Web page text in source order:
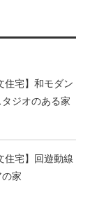
住宅】和モダン
ジオのある家
住宅】回遊動線
家